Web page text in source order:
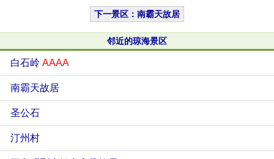
下一景区：南霸天故居
邻近的琼海景区
白石岭 AAAA
南霸天故居
圣公石
汀州村